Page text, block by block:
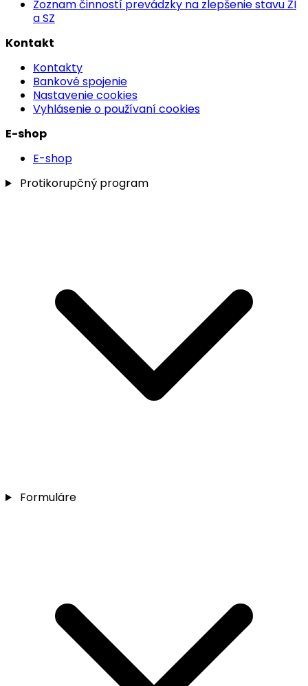
Zoznam činností prevádzky na zlepšenie stavu ŽI
a SZ
Kontakt
Kontakty
Bankové spojenie
Nastavenie cookies
Vyhlásenie o používaní cookies
E-shop
E-shop
Protikorupčný program
Formuláre